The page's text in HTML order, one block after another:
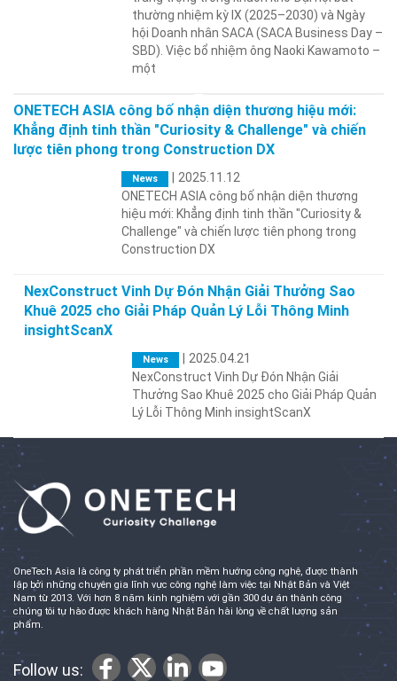
thường nhiệm kỳ IX (2025–2030) và Ngày
hội Doanh nhân SACA (SACA Business Day –
SBD). Việc bổ nhiệm ông Naoki Kawamoto –
một
ONETECH ASIA công bố nhận diện thương hiệu mới:
Khẳng định tinh thần "Curiosity & Challenge" và chiến
lược tiên phong trong Construction DX
News
2025.11.12
ONETECH ASIA công bố nhận diện thương
hiệu mới: Khẳng định tinh thần "Curiosity &
Challenge" và chiến lược tiên phong trong
Construction DX
NexConstruct Vinh Dự Đón Nhận Giải Thưởng Sao
Khuê 2025 cho Giải Pháp Quản Lý Lỗi Thông Minh
insightScanX
News
2025.04.21
NexConstruct Vinh Dự Đón Nhận Giải
Thưởng Sao Khuê 2025 cho Giải Pháp Quản
Lý Lỗi Thông Minh insightScanX
OneTech Asia là công ty phát triển phần mềm hướng công nghệ, được thành
lập bởi những chuyên gia lĩnh vực công nghệ làm việc tại Nhật Bản và Việt
Nam từ 2013. Với hơn 8 năm kinh nghiệm với gần 300 dự án thành công
chúng tôi tự hào được khách hàng Nhật Bản hài lòng về chất lượng sản
phẩm.
Follow us: